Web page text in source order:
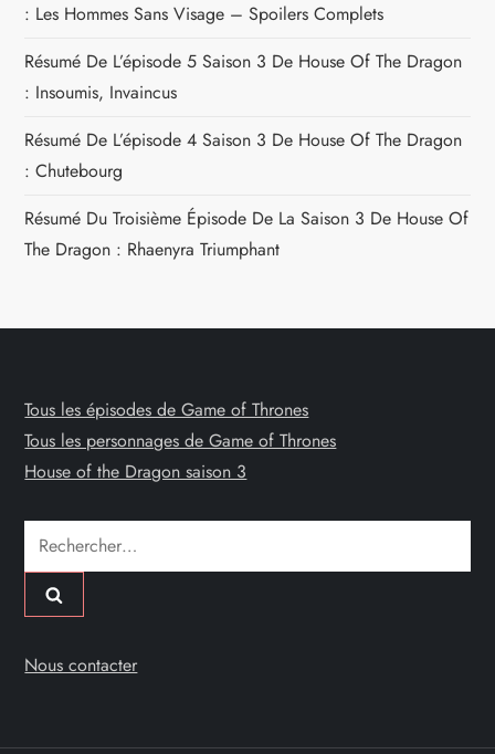
: Les Hommes Sans Visage – Spoilers Complets
Résumé De L’épisode 5 Saison 3 De House Of The Dragon
: Insoumis, Invaincus
Résumé De L’épisode 4 Saison 3 De House Of The Dragon
: Chutebourg
Résumé Du Troisième Épisode De La Saison 3 De House Of
The Dragon : Rhaenyra Triumphant
Tous les épisodes de Game of Thrones
Tous les personnages de Game of Thrones
House of the Dragon saison 3
Rechercher :
Nous contacter